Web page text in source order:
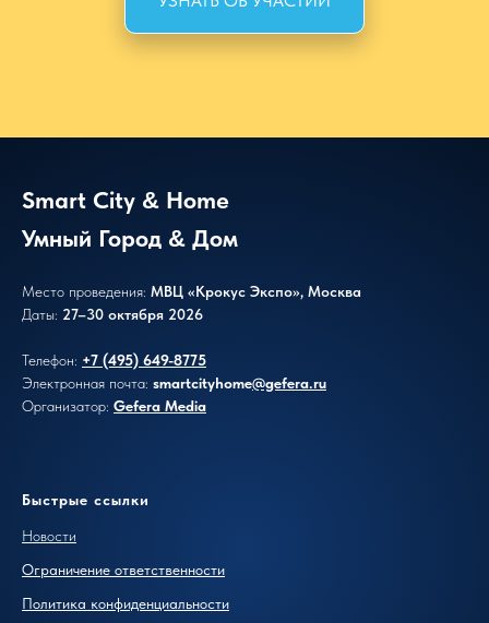
Smart City & Home
Умный Город & Дом
Место проведения: МВЦ «Крокус Экспо», Москва
Даты: 27–30 октября 2026
Телефон: +7 (495) 649-8775
Электронная почта: smartcityhome@gefera.ru
Организатор: Gefera Media
Быстрые ссылки
Новости
Ограничение ответственности
Политика конфиденциальности